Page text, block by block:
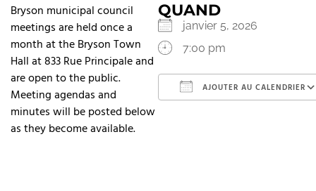
Bryson municipal council
meetings are held once a
month at the Bryson Town
Hall at 833 Rue Principale and
are open to the public.
Meeting agendas and
minutes will be posted below
as they become available.
QUAND
janvier 5, 2026
7:00 pm
AJOUTER AU CALENDRIER